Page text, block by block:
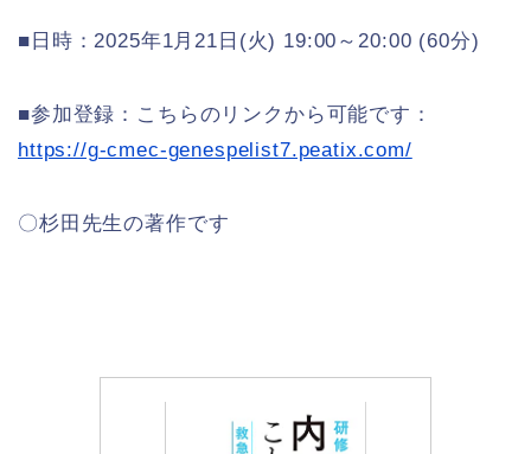
■日時：2025年1月21日(火) 19:00～20:00 (60分)
■参加登録：こちらのリンクから可能です：
https://g-cmec-genespelist7.peatix.com/
〇杉田先生の著作です